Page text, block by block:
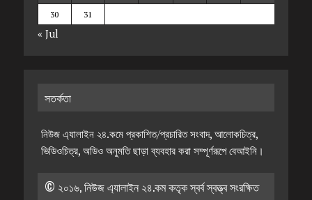
30
31
« Jul
সতর্কতা
নিউজ এ্যালাইন ২৪.কমে প্রকাশিত/প্রচারিত সংবাদ, আলোকচিত্র,
ভিডিওচিত্র, অডিও অনুমতি ছাড়া ব্যবহার করা সম্পূর্ণরূপে বেআইনি।
© ২০১৬, নিউজ এ্যালাইন ২৪.কম কতৃক স্বর্ব স্বত্ত্ব সংরক্ষিত